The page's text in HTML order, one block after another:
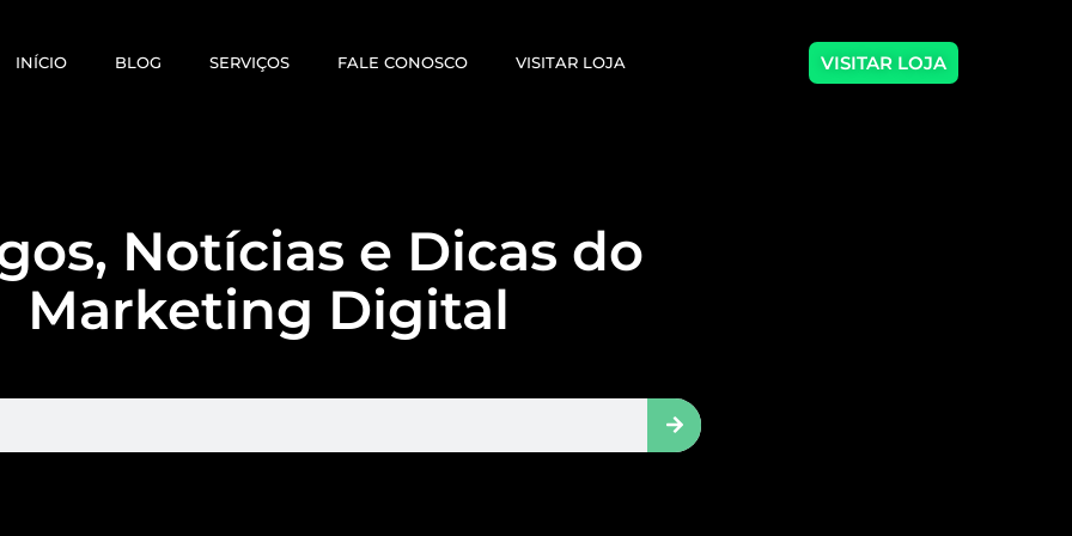
INÍCIO BLOG SERVIÇOS FALE CONOSCO VISITAR LOJA VISITAR LOJA
Notícias e Dicas do
Marketing Digital